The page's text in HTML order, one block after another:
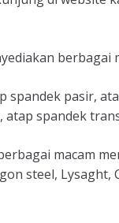
spandek pasir,
atap spandek
macam
steel,